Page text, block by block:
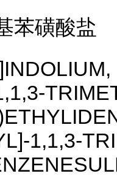
苯磺酸盐
1,1,3-